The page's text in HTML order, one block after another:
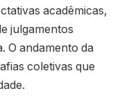
acadêmicas,
julgamentos
O andamento da
coletivas que